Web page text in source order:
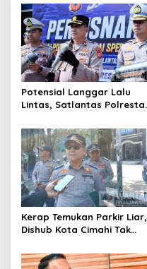
Kota Cimahi
Potensial Langgar Lalu
Lintas, Satlantas Polresta
Motor Berknalpot Brong
Kerap Temukan Parkir Liar,
Dishub Kota Cimahi Tak
Pembinaan